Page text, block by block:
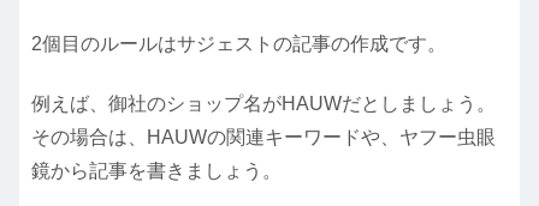
2個目のルールはサジェストの記事の作成です。
例えば、御社のショップ名がHAUWだとしましょう。
その場合は、HAUWの関連キーワードや、ヤフー虫眼
鏡から記事を書きましょう。